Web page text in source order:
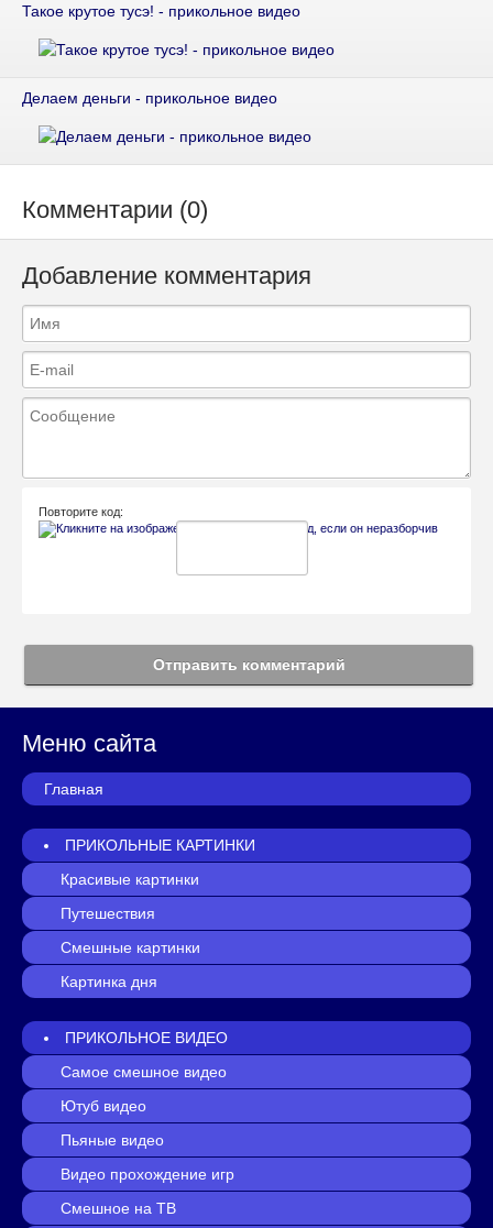
Такое крутое тусэ! - прикольное видео
Делаем деньги - прикольное видео
Комментарии (0)
Добавление комментария
Повторите код:
Отправить комментарий
Меню сайта
Главная
ПРИКОЛЬНЫЕ КАРТИНКИ
Красивые картинки
Путешествия
Смешные картинки
Картинка дня
ПРИКОЛЬНОЕ ВИДЕО
Самое смешное видео
Ютуб видео
Пьяные видео
Видео прохождение игр
Смешное на ТВ